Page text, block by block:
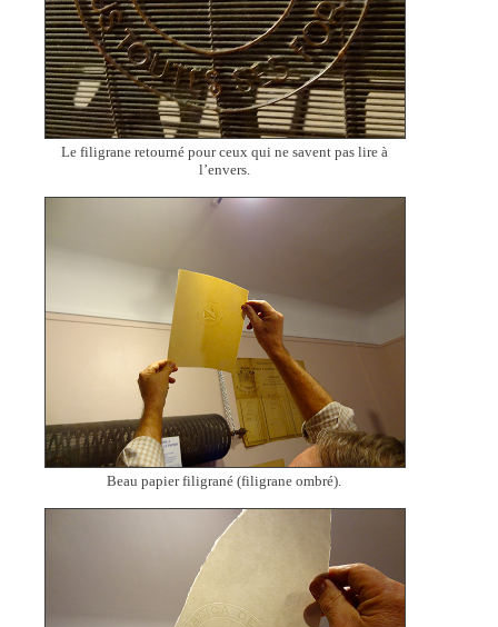
Le filigrane retourné pour ceux qui ne savent pas lire à
l’envers.
Beau papier filigrané (filigrane ombré).